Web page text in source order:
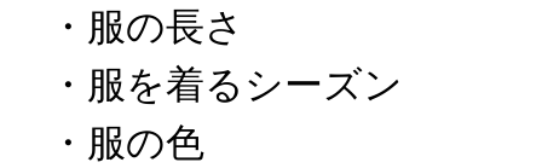
・服の長さ
・服を着るシーズン
・服の色